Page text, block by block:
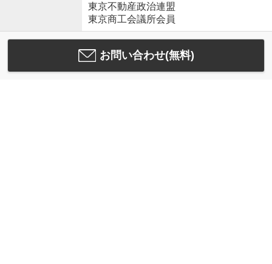
東京不動産政治連盟
東京商工会議所会員
お問い合わせ(無料)